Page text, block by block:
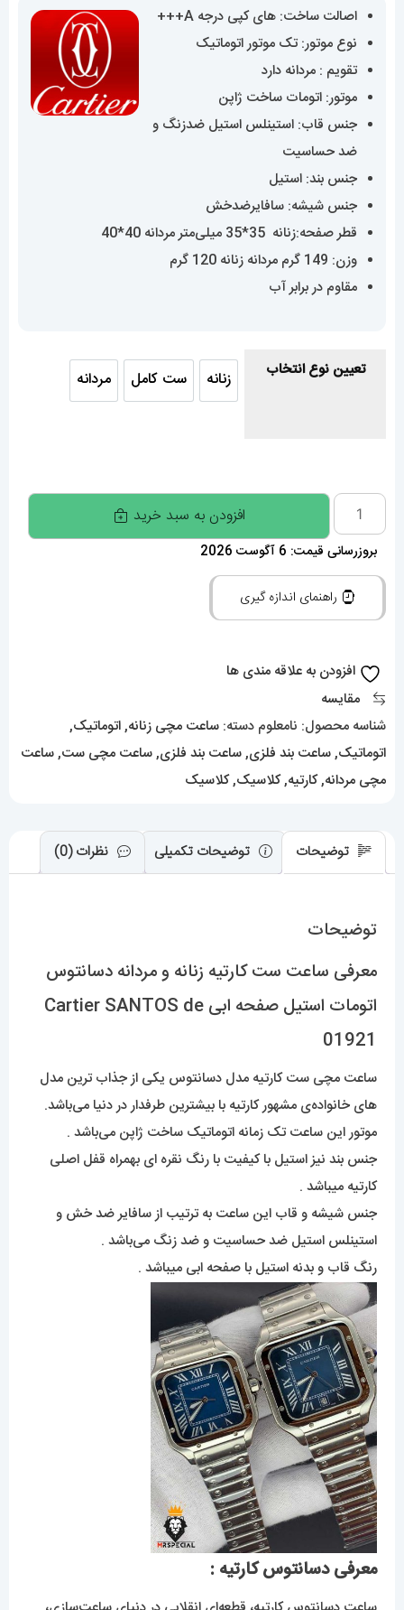
تا
25,960,000 تومان
اصالت ساخت: های کپی درجه A+++
نوع موتور: تک موتور اتوماتیک
تقویم : مردانه دارد
موتور: اتومات ساخت ژاپن
جنس قاب: استینلس استیل ضدزنگ و
ضد حساسیت
جنس بند: استیل
جنس شیشه: سافایرضدخش
قطر صفحه:زنانه 35*35 میلی‌متر مردانه 40*40
وزن: 149 گرم مردانه زنانه 120 گرم
مقاوم در برابر آب
تعیین نوع انتخاب زنانه ست کامل
ست کامل مردانه
ساعت
ست
کارتیه
زنانه
و
دسانتوس
اتومات
استیل
صفحه
ابی
SANTOS
افزودن به سبد خرید
بروزرسانی قیمت: 6 آگوست 2026
راهنمای اندازه گیری
افزودن به علاقه مندی ها
مقایسه
شناسه محصول: نامعلوم دسته: ساعت مچی زنانه,اتوماتیک,
اتوماتیک,ساعت بند فلزی,ساعت بند فلزی,ساعت مچی ست,ساعت
مچی مردانه,کارتیه,کلاسیک,کلاسیک
توضیحات توضیحات تکمیلی نظرات (0)
توضیحات
معرفی ساعت ست کارتیه زنانه و مردانه دسانتوس
اتومات استیل صفحه ابی Cartier SANTOS de
01921
ساعت مچی ست کارتیه مدل دسانتوس یکی از جذاب ترین مدل
های خانواده‌ی مشهور کارتیه با بیشترین طرفدار در دنیا می‌باشد.
موتور این ساعت تک زمانه اتوماتیک ساخت ژاپن می‌باشد .
جنس بند نیز استیل با کیفیت با رنگ نقره ای بهمراه قفل اصلی
کارتیه میباشد .
جنس شیشه و قاب این ساعت به ترتیب از سافایر ضد خش و
استینلس استیل ضد حساسیت و ضد زنگ می‌باشد .
رنگ قاب و بدنه استیل با صفحه ابی میباشد .
معرفی دسانتوس کارتیه :